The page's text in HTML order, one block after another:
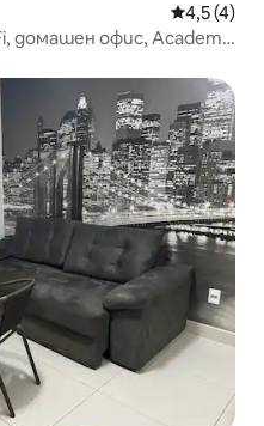
Средна
4,5 (4)
домашен офис, Academia